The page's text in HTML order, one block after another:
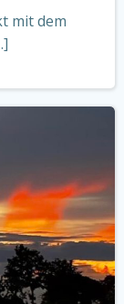
mit dem